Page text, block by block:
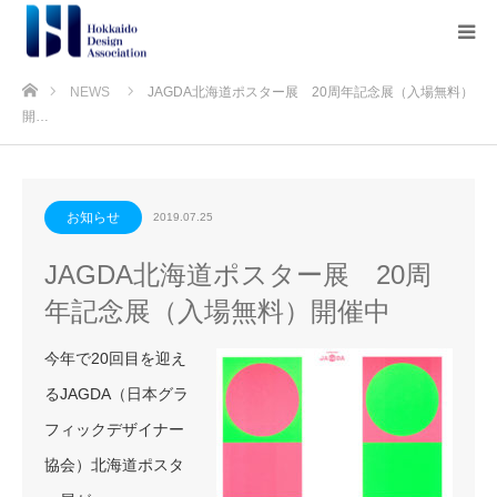
ホームNEWS
JAGDA北海道ポスター展 20周年記念展（入場無料）
開…
お知らせ 2019.07.25
JAGDA北海道ポスター展 20周
年記念展（入場無料）開催中
今年で20回目を迎え
るJAGDA（日本グラ
フィックデザイナー
協会）北海道ポスタ